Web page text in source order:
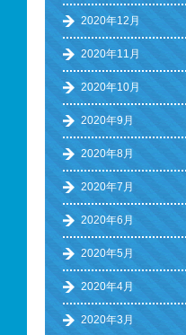
2020年12月
2020年11月
2020年10月
2020年9月
2020年8月
2020年7月
2020年6月
2020年5月
2020年4月
2020年3月